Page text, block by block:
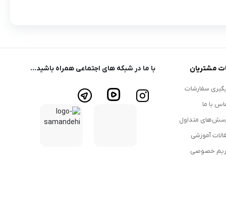
مشتریان
سفارشات
با ما
متداول
آموزشی
خصوصی
با ما در شبکه های اجتماعی همراه باشید...